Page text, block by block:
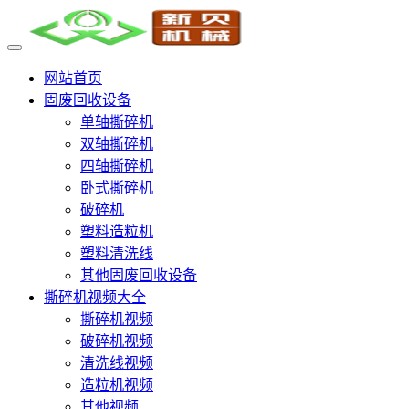
网站首页
固废回收设备
单轴撕碎机
双轴撕碎机
四轴撕碎机
卧式撕碎机
破碎机
塑料造粒机
塑料清洗线
其他固废回收设备
撕碎机视频大全
撕碎机视频
破碎机视频
清洗线视频
造粒机视频